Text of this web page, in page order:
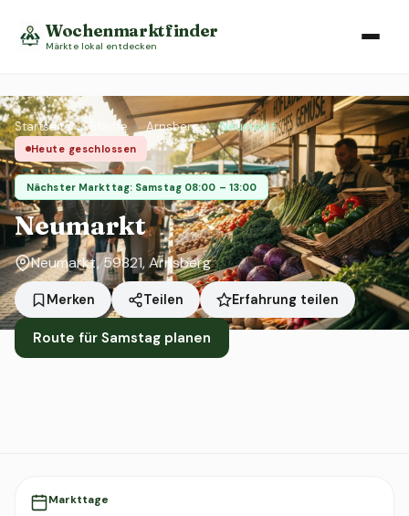
Wochenmarktfinder
Märkte lokal entdecken
Startseite › Städte › Arnsberg › Neumarkt
Heute geschlossen
Nächster Markttag: Samstag 08:00 – 13:00
Neumarkt
Neumarkt, 59821, Arnsberg
Merken Teilen Erfahrung teilen
Route für Samstag planen
Markttage